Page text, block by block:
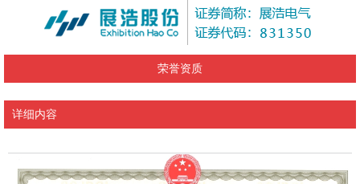
荣誉资质
详细内容